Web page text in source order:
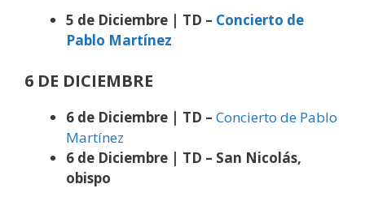
5 de Diciembre | TD – Concierto de
Pablo Martínez
6 DE DICIEMBRE
6 de Diciembre | TD – Concierto de Pablo
Martínez
6 de Diciembre | TD – San Nicolás,
obispo